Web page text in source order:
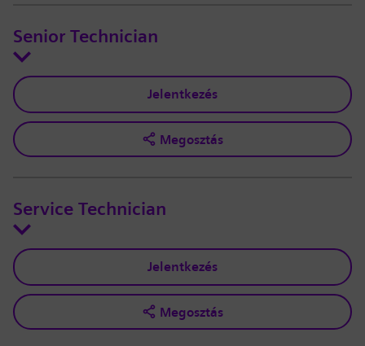
Senior Technician
Jelentkezés
Megosztás
Service Technician
Jelentkezés
Megosztás